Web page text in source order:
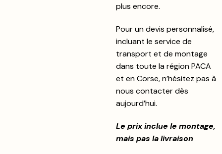
plus encore.
Pour un devis personnalisé,
incluant le service de
transport et de montage
dans toute la région PACA
et en Corse, n’hésitez pas à
nous contacter dès
aujourd’hui.
Le prix inclue le montage,
mais pas la livraison